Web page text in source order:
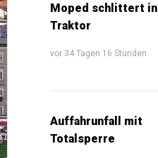
Moped schlittert in
Traktor
vor 34 Tagen 16 Stunden
Auffahrunfall mit
Totalsperre